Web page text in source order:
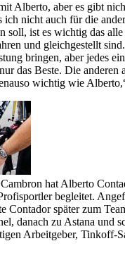
Alberto, aber es gibt
nicht auch für die
soll, ist es wichtig das alle
und gleichgestellt
bringen, aber jedes
das Beste. Die anderen
wichtig wie
hat Alberto
begleitet.
Contador später zum
danach zu Astana und
Arbeitgeber, Tinkoff-